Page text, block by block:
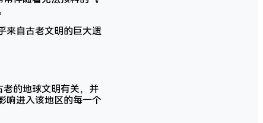
来自古老文明的巨大遗
的地球文明有关，并
响进入该地区的每一个